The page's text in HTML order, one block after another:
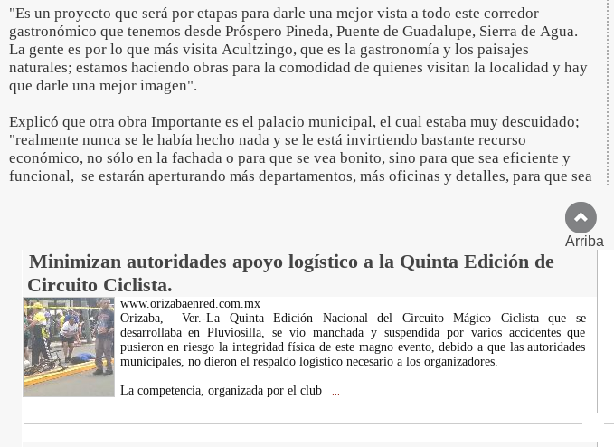
"Es un proyecto que será por etapas para darle una mejor vista a todo este corredor
gastronómico que tenemos desde Próspero Pineda, Puente de Guadalupe, Sierra de Agua.
La gente es por lo que más visita Acultzingo, que es la gastronomía y los paisajes
naturales; estamos haciendo obras para la comodidad de quienes visitan la localidad y hay
que darle una mejor imagen".
Explicó que otra obra Importante es el palacio municipal, el cual estaba muy descuidado;
"realmente nunca se le había hecho nada y se le está invirtiendo bastante recurso
económico, no sólo en la fachada o para que se vea bonito, sino para que sea eficiente y
funcional, se estarán aperturando más departamentos, más oficinas y detalles, para que sea
Minimizan autoridades apoyo logístico a la Quinta Edición de
Circuito Ciclista.
www.orizabaenred.com.mx
Orizaba, Ver.-La Quinta Edición Nacional del Circuito Mágico Ciclista que se
desarrollaba en Pluviosilla, se vio manchada y suspendida por varios accidentes que
pusieron en riesgo la integridad física de este magno evento, debido a que las autoridades
municipales, no dieron el respaldo logístico necesario a los organizadores.
La competencia, organizada por el club